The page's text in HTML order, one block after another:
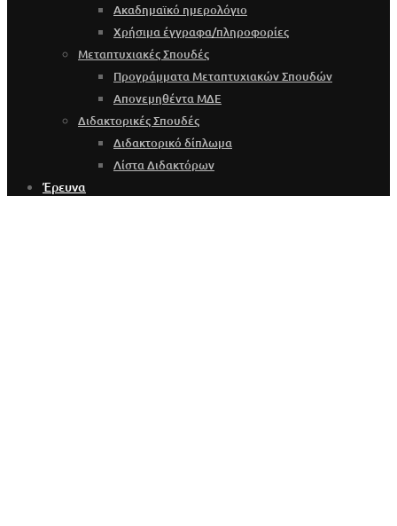
Ακαδημαϊκό ημερολόγιο
Χρήσιμα έγγραφα/πληροφορίες
Μεταπτυχιακές Σπουδές
Προγράμματα Μεταπτυχιακών Σπουδών
Απονεμηθέντα ΜΔΕ
Διδακτορικές Σπουδές
Διδακτορικό δίπλωμα
Λίστα Διδακτόρων
Έρευνα